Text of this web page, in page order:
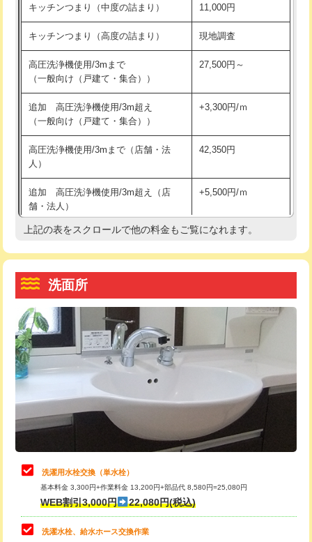
排水管工事（追加 排水管工事/3ｍ超
+11,000円
マス交換（深さ50㎝未満）
マス交換（深さ50㎝以上） 66,000円
コンクリート斫り（厚さ10㎝まで）
コンクリート斫り（厚さ10㎝超え）
モルタル補修（厚さ10㎝まで） 27,500円
モルタル補修（厚さ10㎝超え） 38,500円
洗面台設置 38,500円
追加人工
廃棄・処分 現場見積
※給水管工事は20mmまでの価格です。
交換・取付(排水栓・排水トラップ
22,000円+材料費
持込商品取付（単水栓）
持込商品取付（混合水栓） 16,500円
給水管工事※（ホール加工)
給水管工事※（バンド止め) 3,300円
給水管工事※（支持金具設置) 5,500円
給水管工事※（保温材使用（バンド止
め込み）)
5,500円
給水管工事※（土の掘削・埋め戻し作
業)
11,000円
給水管工事※（塩ビ管（VP・HI）使
用/3ｍまで)
33,000円
給水管工事※（塩ビ管（VP・HI）使
用（追加）/3ｍ超え)
給水管工事※（ライニング鋼管・銅
管・ポリ管・HT管使用/3ｍまで)
44,000円
給水管工事※（ライニング鋼管・銅
管・ポリ管・HT管使用/3ｍ超え)
排水管工事（土の掘削・埋め戻し作
業）
キッチンつまり（中度の詰まり） 11,000円
キッチンつまり（高度の詰まり） 現地調査
高圧洗浄機使用/3mまで
（一般向け（戸建て・集合））
27,500円～
追加 高圧洗浄機使用/3m超え
（一般向け（戸建て・集合））
+3,300円/ｍ
高圧洗浄機使用/3mまで（店舗・法
人）
42,350円
追加 高圧洗浄機使用/3m超え（店
舗・法人）
+5,500円/ｍ
高度高圧洗浄換 現地調査
トーラー機使用/3mまで
追加トーラー機使用/3m超え +3,300円
カメラ調査 33,000円
桝清掃
止水・漏水調査・防水処理・清掃・修
理・調整・分解・加工など（軽作業）
11,000円
止水・漏水調査・防水処理・清掃・修
理・調整・分解・加工など（中作業）
22,000円
止水・漏水調査・防水処理・清掃・修
理・調整・分解・加工など（重作業）
33,000円
キッチンタンク脱着
上記の表をスクロールで他の料金もご覧になれます。
洗面所
洗濯用水栓交換（単水栓）
基本料金 3,300円+作業料金 13,200円+部品代 8,580円=25,080円
WEB割引3,000円 22,080円(税込)
洗濯水栓、給水ホース交換作業